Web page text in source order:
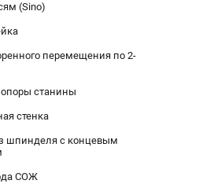
(Sino)
перемещения по 2-
станины
стенка
шпинделя с концевым
СОЖ